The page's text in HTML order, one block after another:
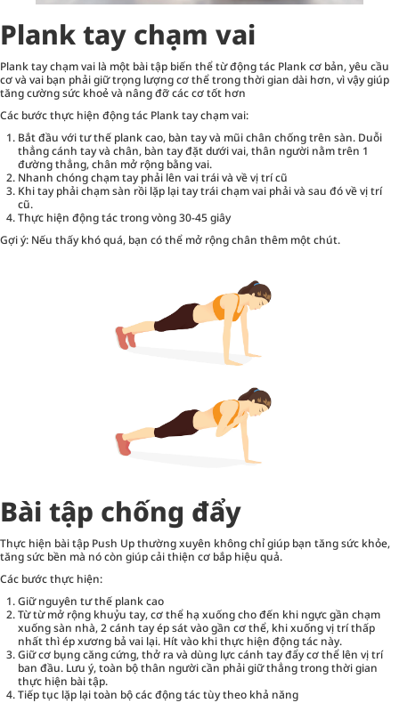
Plank tay chạm vai
Plank tay chạm vai là một bài tập biến thể từ động tác Plank cơ bản, yêu cầu
cơ và vai bạn phải giữ trọng lượng cơ thể trong thời gian dài hơn, vì vậy giúp
tăng cường sức khoẻ và nâng đỡ các cơ tốt hơn
Các bước thực hiện động tác Plank tay chạm vai:
Bắt đầu với tư thế plank cao, bàn tay và mũi chân chống trên sàn. Duỗi
thẳng cánh tay và chân, bàn tay đặt dưới vai, thân người nằm trên 1
đường thẳng, chân mở rộng bằng vai.
Nhanh chóng chạm tay phải lên vai trái và về vị trí cũ
Khi tay phải chạm sàn rồi lặp lại tay trái chạm vai phải và sau đó về vị trí
cũ.
Thực hiện động tác trong vòng 30-45 giây
Gợi ý: Nếu thấy khó quá, bạn có thể mở rộng chân thêm một chút.
Bài tập chống đẩy
Thực hiện bài tập Push Up thường xuyên không chỉ giúp bạn tăng sức khỏe,
tăng sức bền mà nó còn giúp cải thiện cơ bắp hiệu quả.
Các bước thực hiện:
Giữ nguyên tư thế plank cao
Từ từ mở rộng khuỷu tay, cơ thể hạ xuống cho đến khi ngực gần chạm
xuống sàn nhà, 2 cánh tay ép sát vào gần cơ thể, khi xuống vị trí thấp
nhất thì ép xương bả vai lại. Hít vào khi thực hiện động tác này.
Giữ cơ bụng căng cứng, thở ra và dùng lực cánh tay đẩy cơ thể lên vị trí
ban đầu. Lưu ý, toàn bộ thân người cần phải giữ thẳng trong thời gian
thực hiện bài tập.
Tiếp tục lặp lại toàn bộ các động tác tùy theo khả năng